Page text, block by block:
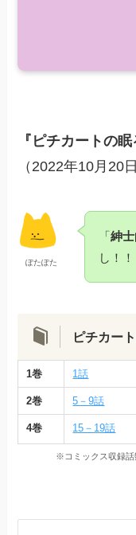
『ピチカートの
（2022年10月20
ぽたぽた
「紳
し！！
ピチカー
1巻 1話
2巻 5－9話
4巻 15－19話
※コミックス収録話